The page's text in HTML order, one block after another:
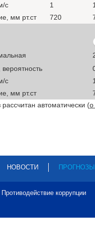
с
1 1
мм рт.ст
720
с
1
мм рт.ст
рассчитан автоматически (о
НОВОСТИ ПРОГНОЗЫ
Противодействие коррупции